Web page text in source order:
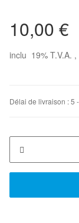
10,00 €
inclu 19% T.V.A. ,
Délai de livraison :5